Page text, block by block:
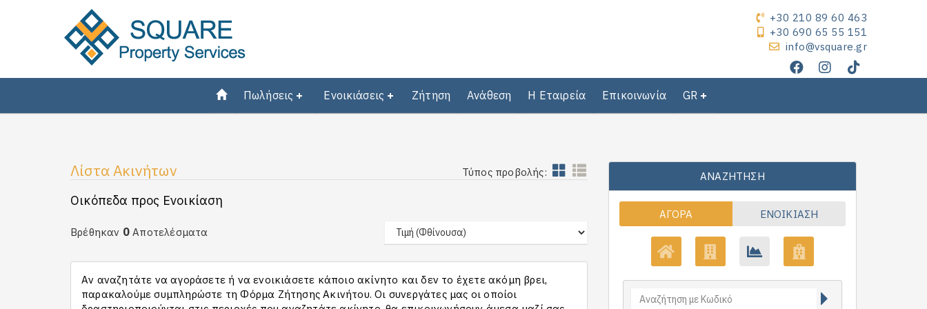
+30 210 89 60 463
+30 690 65 55 151
info@vsquare.gr
Πωλήσεις Ενοικιάσεις Ζήτηση Ανάθεση Η Εταιρεία Επικοινωνία GR
Λίστα Ακινήτων Τύπος προβολής:
Οικόπεδα προς Ενοικίαση
Βρέθηκαν 0 Αποτελέσματα
Αν αναζητάτε να αγοράσετε ή να ενοικιάσετε κάποιο ακίνητο και δεν το έχετε ακόμη βρει,
παρακαλούμε συμπληρώστε τη Φόρμα Ζήτησης Ακινήτου. Οι συνεργάτες μας οι οποίοι
ΑΝΑΖΉΤΗΣΗ
ΑΓΟΡΆ ΕΝΟΙΚΊΑΣΗ